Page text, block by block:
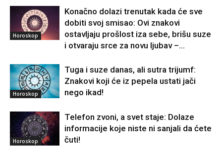
Horoskop
Konačno dolazi trenutak kada će sve
dobiti svoj smisao: Ovi znakovi
ostavljaju prošlost iza sebe, brišu suze
i otvaraju srce za novu ljubav –...
Horoskop
Tuga i suze danas, ali sutra trijumf:
Znakovi koji će iz pepela ustati jači
nego ikad!
Horoskop
Telefon zvoni, a svet staje: Dolaze
informacije koje niste ni sanjali da ćete
čuti!